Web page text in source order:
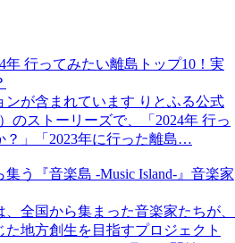
年 行ってみたい離島トップ10！実
が含まれています りとふる公式
のストーリーズで、「2024年 行っ
？」「2023年に行った離島…
う『音楽島 -Music Island-』音楽家
全国から集まった音楽家たちが、
地方創生を目指すプロジェクト